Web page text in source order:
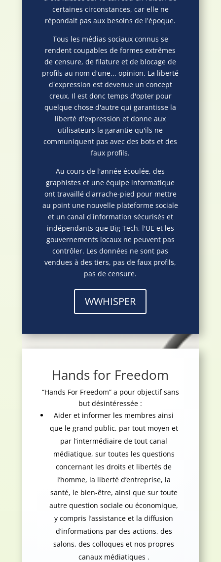
certaines circonstances, car elle ne
répondait pas aux besoins de l'époque.
Tous les médias sociaux connus se
rendent coupables de formes extrêmes
de censure, de filature et de blocage de
profils au nom d'une... opinion. La liberté
d'expression est devenue un concept
creux. Il est donc temps d'opter pour
quelque chose d'autre qui garantisse la
liberté d'expression et donne aux
utilisateurs la garantie qu'ils ne
communiquent pas avec des bots et des
faux profils.
Au cours de l'année écoulée, des
graphistes et une équipe informatique
ont travaillé d'arrache-pied pour mettre
au point une nouvelle plateforme sociale
et un canal d'information sécurisés et
indépendants que Big Tech, l'UE et les
gouvernements locaux ne peuvent pas
contrôler. Les données ne sont pas
vendues à des tiers, pas de faux profils,
pas de censure.
WWHISPER
Hands for Freedom
“Hands For Freedom” a pour objectif sans
but désintéressée :
Aider et informer les membres ainsi
que le grand public, par tout moyen et
par l’intermédiaire de tout canal
médiatique, sur toutes les questions
concernant les droits et libertés de
l’homme, la liberté d’entreprise, la
santé, le bien-être, ainsi que sur toute
autre question sociale ou économique,
y compris l’assistance et la diffusion
d’informations par des actions, des
salons, des colloques et nos propres
canaux médiatiques .